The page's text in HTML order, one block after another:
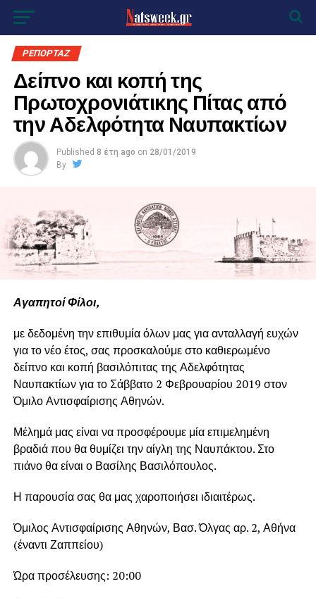
ΡΕΠΟΡΤΑΖ
Δείπνο και κοπή της
Πρωτοχρονιάτικης Πίτας από
την Αδελφότητα Ναυπακτίων
Published 8 έτη ago on 28/01/2019
By
Αγαπητοί Φίλοι,
με δεδομένη την επιθυμία όλων μας για ανταλλαγή ευχών
για το νέο έτος, σας προσκαλούμε στο καθιερωμένο
δείπνο και κοπή βασιλόπιτας της Αδελφότητας
Ναυπακτίων για το Σάββατο 2 Φεβρουαρίου 2019 στον
Όμιλο Αντισφαίρισης Αθηνών.
Μέλημά μας είναι να προσφέρουμε μία επιμελημένη
βραδιά που θα θυμίζει την αίγλη της Ναυπάκτου. Στο
πιάνο θα είναι ο Βασίλης Βασιλόπουλος.
Η παρουσία σας θα μας χαροποιήσει ιδιαιτέρως.
Όμιλος Αντισφαίρισης Αθηνών, Βασ. Όλγας αρ. 2, Αθήνα
(έναντι Ζαππείου)
Ώρα προσέλευσης: 20:00